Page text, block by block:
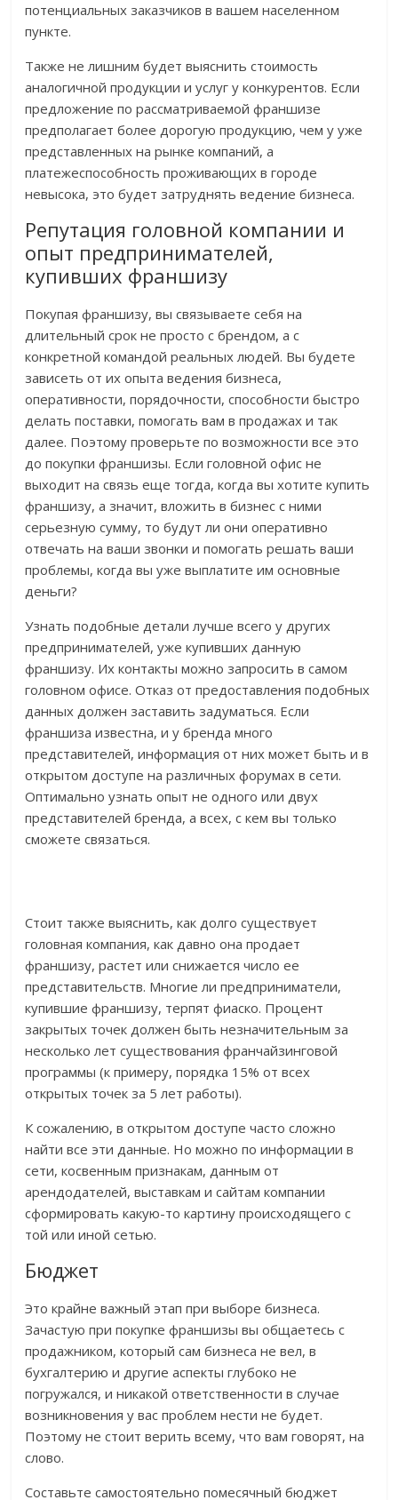
потенциальных заказчиков в вашем населенном
пункте.
Также не лишним будет выяснить стоимость
аналогичной продукции и услуг у конкурентов. Если
предложение по рассматриваемой франшизе
предполагает более дорогую продукцию, чем у уже
представленных на рынке компаний, а
платежеспособность проживающих в городе
невысока, это будет затруднять ведение бизнеса.
Репутация головной компании и
опыт предпринимателей,
купивших франшизу
Покупая франшизу, вы связываете себя на
длительный срок не просто с брендом, а с
конкретной командой реальных людей. Вы будете
зависеть от их опыта ведения бизнеса,
оперативности, порядочности, способности быстро
делать поставки, помогать вам в продажах и так
далее. Поэтому проверьте по возможности все это
до покупки франшизы. Если головной офис не
выходит на связь еще тогда, когда вы хотите купить
франшизу, а значит, вложить в бизнес с ними
серьезную сумму, то будут ли они оперативно
отвечать на ваши звонки и помогать решать ваши
проблемы, когда вы уже выплатите им основные
деньги?
Узнать подобные детали лучше всего у других
предпринимателей, уже купивших данную
франшизу. Их контакты можно запросить в самом
головном офисе. Отказ от предоставления подобных
данных должен заставить задуматься. Если
франшиза известна, и у бренда много
представителей, информация от них может быть и в
открытом доступе на различных форумах в сети.
Оптимально узнать опыт не одного или двух
представителей бренда, а всех, с кем вы только
сможете связаться.
Стоит также выяснить, как долго существует
головная компания, как давно она продает
франшизу, растет или снижается число ее
представительств. Многие ли предприниматели,
купившие франшизу, терпят фиаско. Процент
закрытых точек должен быть незначительным за
несколько лет существования франчайзинговой
программы (к примеру, порядка 15% от всех
открытых точек за 5 лет работы).
К сожалению, в открытом доступе часто сложно
найти все эти данные. Но можно по информации в
сети, косвенным признакам, данным от
арендодателей, выставкам и сайтам компании
сформировать какую-то картину происходящего с
той или иной сетью.
Бюджет
Это крайне важный этап при выборе бизнеса.
Зачастую при покупке франшизы вы общаетесь с
продажником, который сам бизнеса не вел, в
бухгалтерию и другие аспекты глубоко не
погружался, и никакой ответственности в случае
возникновения у вас проблем нести не будет.
Поэтому не стоит верить всему, что вам говорят, на
слово.
Составьте самостоятельно помесячный бюджет